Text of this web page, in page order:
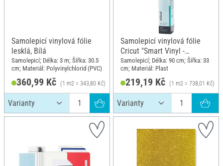
Samolepicí vinylová fólie
lesklá, Bílá
Samolepicí; Délka: 3 m; Šířka: 30.5
cm; Materiál: Polyvinylchlorid (PVC)
360,99 Kč (1 m2 = 343,80 Kč)
Samolepicí vinylová fólie
Cricut "Smart Vinyl -
Removable", 33 x 90 cm,
Aqua
Samolepicí; Délka: 90 cm; Šířka: 33
cm; Materiál: Plast
219,19 Kč (1 m2 = 738,01 Kč)